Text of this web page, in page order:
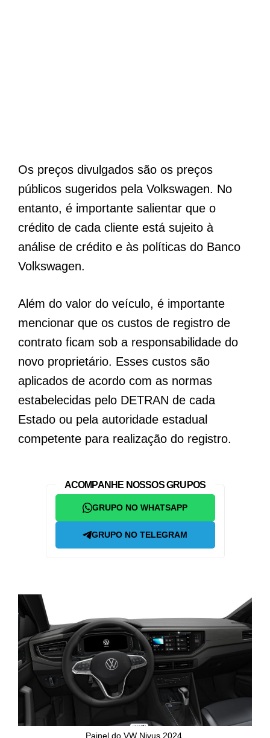
Os preços divulgados são os preços
públicos sugeridos pela Volkswagen. No
entanto, é importante salientar que o
crédito de cada cliente está sujeito à
análise de crédito e às políticas do Banco
Volkswagen.
Além do valor do veículo, é importante
mencionar que os custos de registro de
contrato ficam sob a responsabilidade do
novo proprietário. Esses custos são
aplicados de acordo com as normas
estabelecidas pelo DETRAN de cada
Estado ou pela autoridade estadual
competente para realização do registro.
ACOMPANHE NOSSOS GRUPOS
GRUPO NO WHATSAPP
GRUPO NO TELEGRAM
Painel do VW Nivus 2024.